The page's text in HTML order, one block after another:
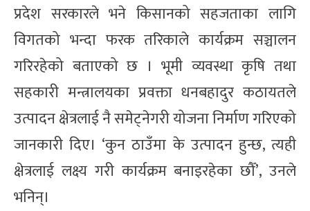
प्रदेश सरकारले भने किसानको सहजताका लागि
विगतको भन्दा फरक तरिकाले कार्यक्रम सञ्चालन
गरिरहेको बताएको छ । भूमी व्यवस्था कृषि तथा
सहकारी मन्त्रालयका प्रवक्ता धनबहादुर कठायतले
उत्पादन क्षेत्रलाई नै समेट्नेगरी योजना निर्माण गरिएको
जानकारी दिए। ‘कुन ठाउँमा के उत्पादन हुन्छ, त्यही
क्षेत्रलाई लक्ष्य गरी कार्यक्रम बनाइरहेका छौँ’, उनले
भनिन्।